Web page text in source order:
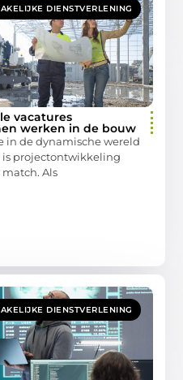
DIENSTVERLENING
vacatures
werken in de bouw
in de dynamische wereld
is projectontwikkeling
Als
DIENSTVERLENING